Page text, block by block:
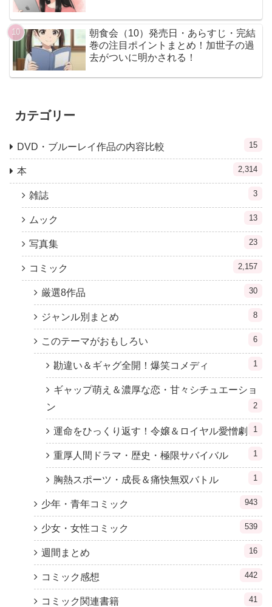
朝食会（10）発売日・あらすじ・完結
巻の注目ポイントまとめ！加世子の過
去がついに明かされる！
カテゴリー
DVD・ブルーレイ作品の内容比較 15
本 2,314
雑誌 3
ムック 13
写真集 23
コミック 2,157
厳選8作品 30
ジャンル別まとめ 8
このテーマがおもしろい 6
勘違い＆ギャグ全開！爆笑コメディ 1
ギャップ萌え＆濃厚な恋・甘々シチュエーショ
ン
2
運命をひっくり返す！令嬢＆ロイヤル愛憎劇 1
重厚人間ドラマ・歴史・極限サバイバル 1
胸熱スポーツ・成長＆痛快無双バトル 1
少年・青年コミック 943
少女・女性コミック 539
週間まとめ 16
コミック感想 442
コミック関連書籍 41